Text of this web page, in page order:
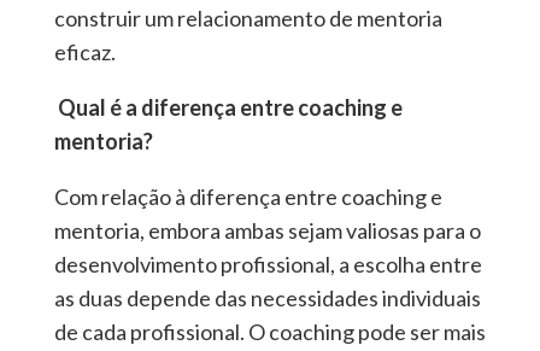
construir um relacionamento de mentoria
eficaz.
Qual é a diferença entre coaching e
mentoria?
Com relação à diferença entre coaching e
mentoria, embora ambas sejam valiosas para o
desenvolvimento profissional, a escolha entre
as duas depende das necessidades individuais
de cada profissional. O coaching pode ser mais